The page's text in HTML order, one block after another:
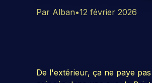
Par Alban•12 février 2026
De l'extérieur, ça ne paye